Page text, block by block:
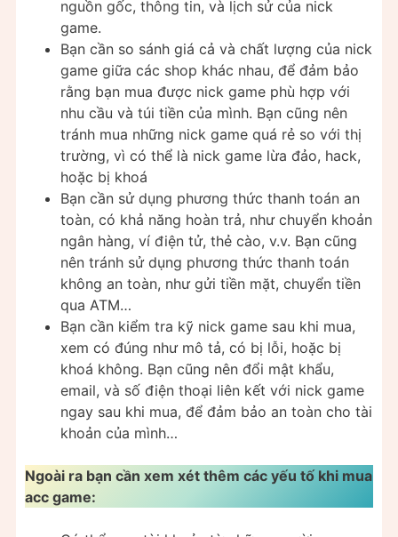
nguồn gốc, thông tin, và lịch sử của nick
game.
Bạn cần so sánh giá cả và chất lượng của nick
game giữa các shop khác nhau, để đảm bảo
rằng bạn mua được nick game phù hợp với
nhu cầu và túi tiền của mình. Bạn cũng nên
tránh mua những nick game quá rẻ so với thị
trường, vì có thể là nick game lừa đảo, hack,
hoặc bị khoá
Bạn cần sử dụng phương thức thanh toán an
toàn, có khả năng hoàn trả, như chuyển khoản
ngân hàng, ví điện tử, thẻ cào, v.v. Bạn cũng
nên tránh sử dụng phương thức thanh toán
không an toàn, như gửi tiền mặt, chuyển tiền
qua ATM…
Bạn cần kiểm tra kỹ nick game sau khi mua,
xem có đúng như mô tả, có bị lỗi, hoặc bị
khoá không. Bạn cũng nên đổi mật khẩu,
email, và số điện thoại liên kết với nick game
ngay sau khi mua, để đảm bảo an toàn cho tài
khoản của mình…
Ngoài ra bạn cần xem xét thêm các yếu tố khi mua
acc game: